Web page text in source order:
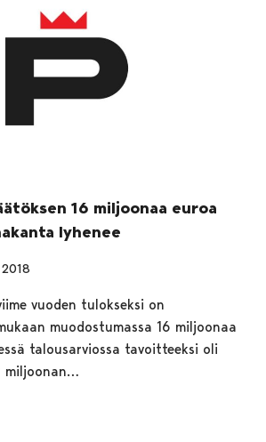
16 miljoonaa euroa
lyhenee
vuoden tulokseksi on
muodostumassa 16 miljoonaa
talousarviossa tavoitteeksi oli
miljoonan…